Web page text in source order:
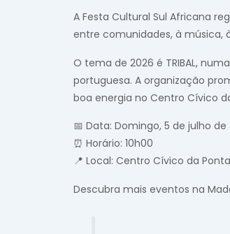
A Festa Cultural Sul Africana
entre comunidades, à música,
O tema de 2026 é TRIBAL,
portuguesa. A organização
boa energia no Centro Cívico
📅 Data: Domingo, 5 de julho de
⏰ Horário: 10h00
📍 Local: Centro Cívico da
Descubra mais eventos na